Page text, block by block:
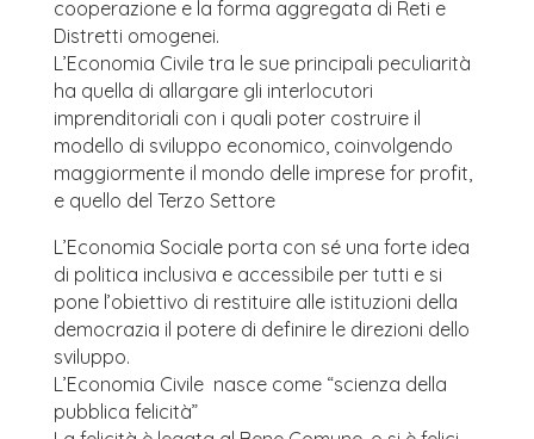
cooperazione e la forma aggregata di Reti e
Distretti omogenei.
L’Economia Civile tra le sue principali peculiarità
ha quella di allargare gli interlocutori
imprenditoriali con i quali poter costruire il
modello di sviluppo economico, coinvolgendo
maggiormente il mondo delle imprese for profit,
e quello del Terzo Settore
L’Economia Sociale porta con sé una forte idea
di politica inclusiva e accessibile per tutti e si
pone l’obiettivo di restituire alle istituzioni della
democrazia il potere di definire le direzioni dello
sviluppo.
L’Economia Civile ​​ nasce come “scienza della
pubblica felicità”